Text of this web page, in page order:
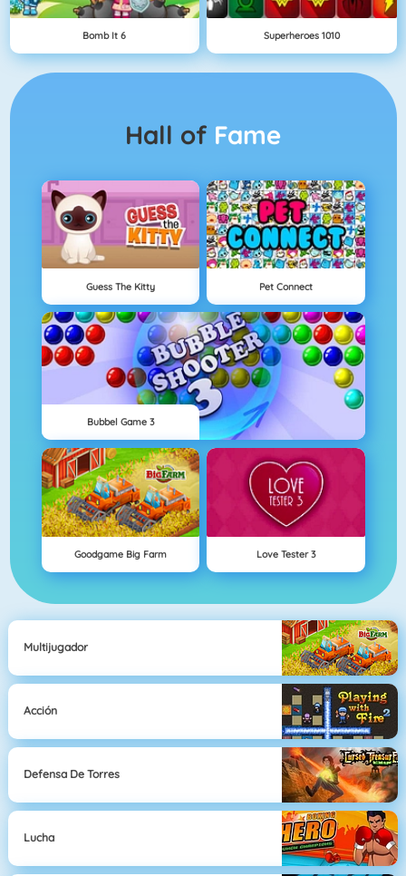
Bomb It 6 Superheroes 1010
Hall of Fame
Guess The Kitty Pet Connect
Bubbel Game 3
Goodgame Big Farm Love Tester 3
Multijugador
Acción
Defensa De Torres
Lucha